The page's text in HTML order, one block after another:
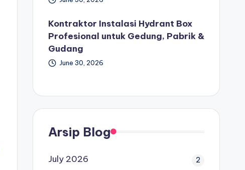
Kontraktor Instalasi Hydrant Box
Profesional untuk Gedung, Pabrik &
Gudang
June 30, 2026
Arsip Blog
July 2026 2